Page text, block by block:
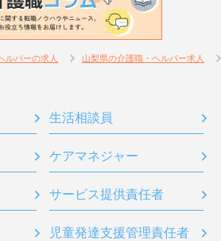
ルパーの求人 山梨県の介護職・ヘルパー求人
生活相談員
ケアマネジャー
サービス提供責任者
児童発達支援管理責任者